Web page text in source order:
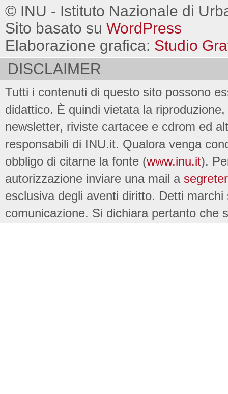
© INU - Istituto Nazionale di
Sito basato su WordPress
Elaborazione grafica: Studio
DISCLAIMER
Tutti i contenuti di questo sito possono
didattico. È quindi vietata la
newsletter, riviste cartacee e cdrom ed
responsabili di INU.it. Qualora venga
obbligo di citarne la fonte (www.inu.it).
autorizzazione inviare una mail a
esclusiva degli aventi diritto. Detti
comunicazione. Si dichiara pertanto che